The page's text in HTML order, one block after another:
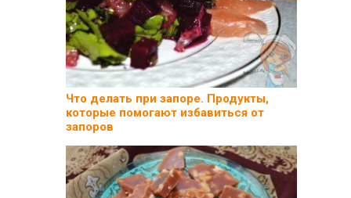
Что делать при запоре. Продукты,
которые помогают избавиться от
запоров